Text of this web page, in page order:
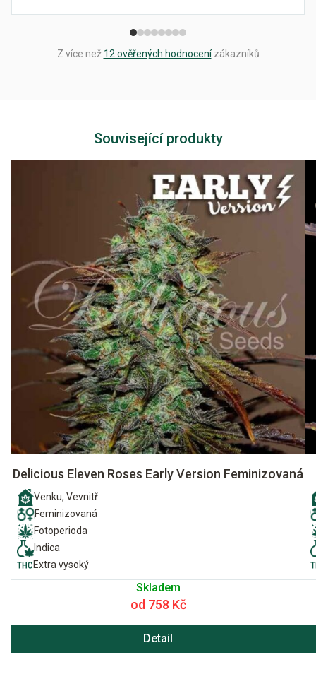
Z více než 12 ověřených hodnocenízákazníků
Související produkty
Delicious Eleven Roses Early Version Feminizovaná
Venku, Vevnitř
Feminizovaná
Fotoperioda
Indica
Extra vysoký
Skladem
od 758 Kč
Detail